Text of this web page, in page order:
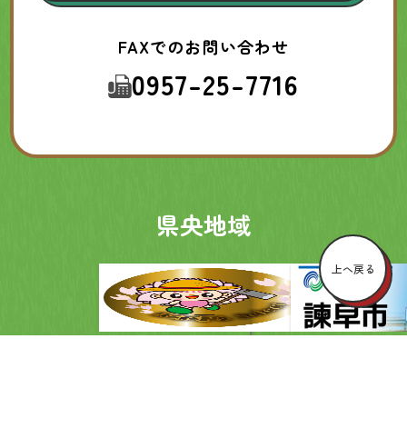
FAXでのお問い合わせ
0957-25-7716
県央地域
上へ戻る